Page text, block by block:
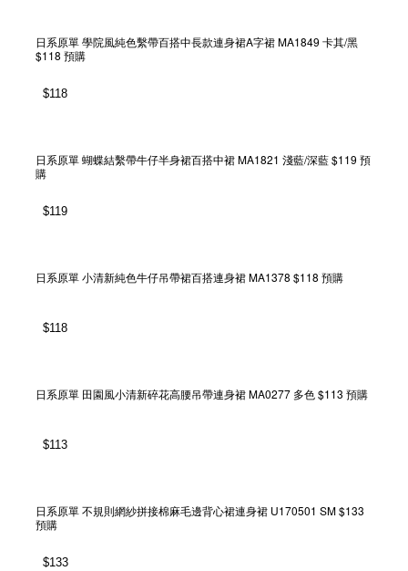
日系原單 學院風純色繫帶百搭中長款連身裙A字裙 MA1849 卡其/黑
$118 預購
$118
日系原單 蝴蝶結繫帶牛仔半身裙百搭中裙 MA1821 淺藍/深藍 $119 預
購
$119
日系原單 小清新純色牛仔吊帶裙百搭連身裙 MA1378 $118 預購
$118
日系原單 田園風小清新碎花高腰吊帶連身裙 MA0277 多色 $113 預購
$113
日系原單 不規則網紗拼接棉麻毛邊背心裙連身裙 U170501 SM $133
預購
$133